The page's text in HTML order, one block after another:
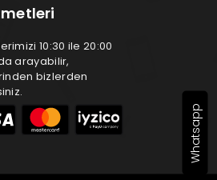
10:30 ile 20:00
arayabilir,
bizlerden
Whatsapp